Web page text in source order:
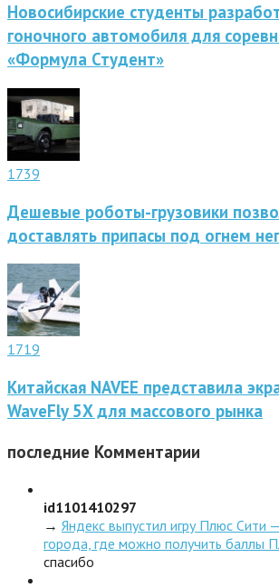
Новосибирские студенты
гоночного автомобиля для
«Формула Студент»
1739
Дешевые роботы-грузовики
доставлять припасы под огнем
1719
Китайская NAVEE представила
WaveFly 5X для массового рынка
последние Комментарии
id1101410297
→ Яндекс выпустил игру Плюс Сити
города, где можно получить баллы
спасибо